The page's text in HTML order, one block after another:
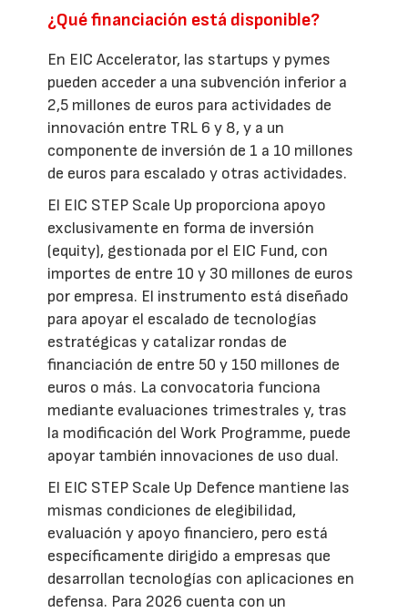
¿Qué financiación está disponible?
En EIC Accelerator, las startups y pymes
pueden acceder a una subvención inferior a
2,5 millones de euros para actividades de
innovación entre TRL 6 y 8, y a un
componente de inversión de 1 a 10 millones
de euros para escalado y otras actividades.
El EIC STEP Scale Up proporciona apoyo
exclusivamente en forma de inversión
(equity), gestionada por el EIC Fund, con
importes de entre 10 y 30 millones de euros
por empresa. El instrumento está diseñado
para apoyar el escalado de tecnologías
estratégicas y catalizar rondas de
financiación de entre 50 y 150 millones de
euros o más. La convocatoria funciona
mediante evaluaciones trimestrales y, tras
la modificación del Work Programme, puede
apoyar también innovaciones de uso dual.
El EIC STEP Scale Up Defence mantiene las
mismas condiciones de elegibilidad,
evaluación y apoyo financiero, pero está
específicamente dirigido a empresas que
desarrollan tecnologías con aplicaciones en
defensa. Para 2026 cuenta con un